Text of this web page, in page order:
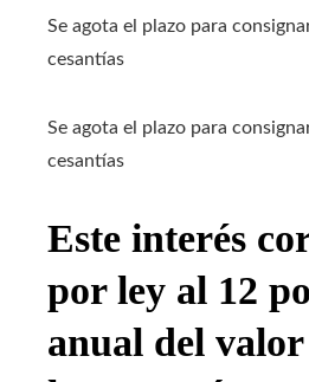
Se agota el plazo para
cesantías
Se agota el plazo para
cesantías
Este interés
por ley al 12
anual del